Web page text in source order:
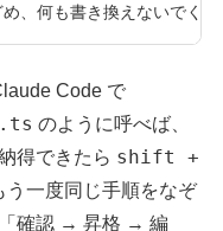
、何も書き換えないでく
Code で
のように呼べば、
得できたら shift +
う一度同じ手順をなぞ
「確認 → 昇格 → 編